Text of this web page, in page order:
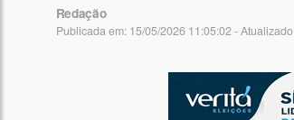
Redação
Publicada em: 15/05/2026 11:05:02 - Atualizado